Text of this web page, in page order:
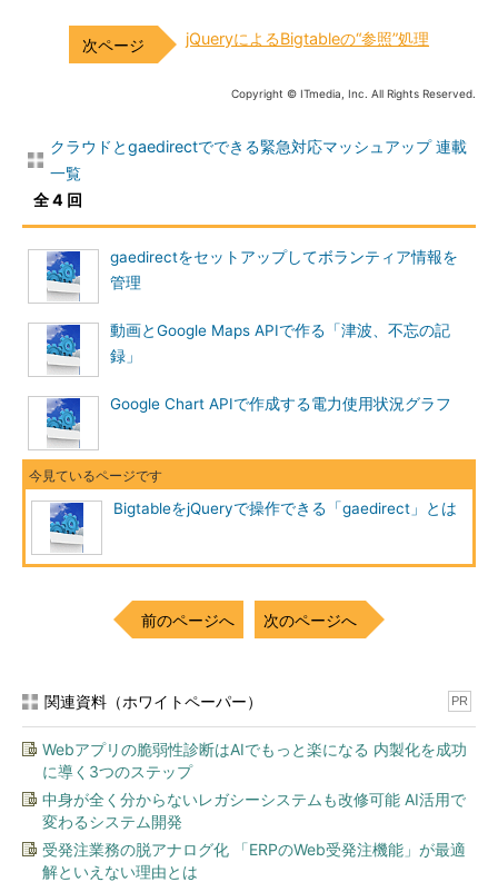
jQueryによるBigtableの“参照”処理
Copyright © ITmedia, Inc. All Rights Reserved.
クラウドとgaedirectでできる緊急対応マッシュアップ 連載
一覧
全 4 回
gaedirectをセットアップしてボランティア情報を
管理
動画とGoogle Maps APIで作る「津波、不忘の記
録」
Google Chart APIで作成する電力使用状況グラフ
BigtableをjQueryで操作できる「gaedirect」とは
前のページへ 次のページへ
関連資料（ホワイトペーパー） PR
Webアプリの脆弱性診断はAIでもっと楽になる 内製化を成功
に導く3つのステップ
中身が全く分からないレガシーシステムも改修可能 AI活用で
変わるシステム開発
受発注業務の脱アナログ化 「ERPのWeb受発注機能」が最適
解といえない理由とは